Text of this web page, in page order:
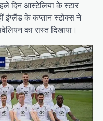
दिन आस्टेलिया के स्टार
इंग्लैंड के कप्तान स्टोक्स ने
का रास्त दिखाया।